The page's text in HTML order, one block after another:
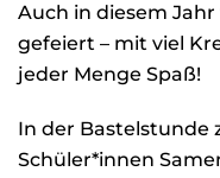
Auch in diesem
gefeiert – mit viel
jeder Menge Spaß!
In der Bastelstunde
Schüler*innen